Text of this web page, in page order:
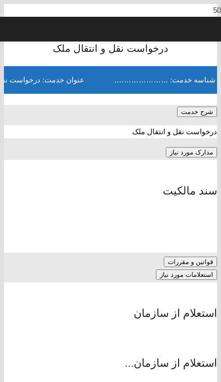
درخواست نقل و انتقال ملک
شناسه خدمت: …………………. عنوان خدمت: درخواست
شرح خدمت
درخواست نقل و انتقال ملک
مدارک مورد نیاز
سند مالکیت
قوانین و مقررات
استعلامات مورد نیاز
استعلام از سازمان
استعلام از سازمان...